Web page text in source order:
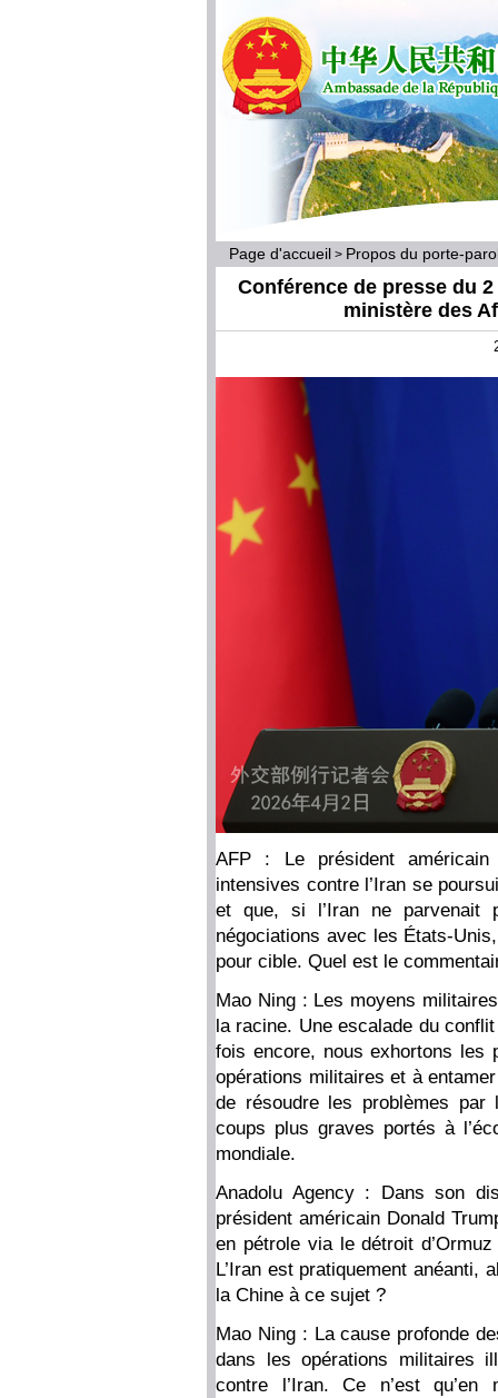
Page d'accueil > Propos du porte-
Conférence de presse du
ministère des
AFP : Le président
intensives contre l’Iran se
et que, si l’Iran ne
négociations avec les États-
pour cible. Quel est le
Mao Ning : Les moyens
la racine. Une escalade du
fois encore, nous exhortons les
opérations militaires et à
de résoudre les problèmes par
coups plus graves portés à
mondiale.
Anadolu Agency : Dans son
président américain Donald
en pétrole via le détroit
L’Iran est pratiquement anéanti,
la Chine à ce sujet ?
Mao Ning : La cause profonde
dans les opérations militaires
contre l’Iran. Ce n’est